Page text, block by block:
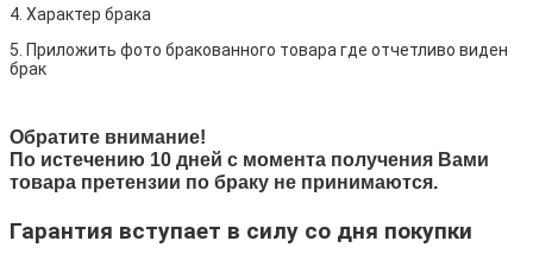
4. Характер брака
5. Приложить фото бракованного товара где отчетливо виден
брак
Обратите внимание!
По истечению 10 дней с момента получения Вами
товара претензии по браку не принимаются.
Гарантия вступает в силу со дня покупки